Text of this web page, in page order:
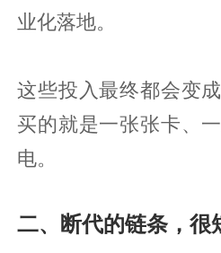
业化落地。
这些投入最终都会变
买的就是一张张卡、
电。
二、断代的链条，很